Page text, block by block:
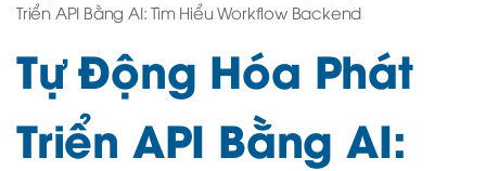
Triển API Bằng AI: Tìm Hiểu Workflow Backend
Tự Động Hóa Phát
Triển API Bằng AI: